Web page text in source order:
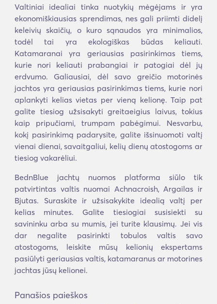
Valtiniai idealiai tinka nuotykių mėgėjams ir yra
ekonomiškiausias sprendimas, nes gali priimti didelį
keleivių skaičių, o kuro sąnaudos yra minimalios,
todėl tai yra ekologiškas būdas keliauti.
Katamaranai yra geriausias pasirinkimas tiems,
kurie nori keliauti prabangiai ir patogiai dėl jų
erdvumo. Galiausiai, dėl savo greičio motorinės
jachtos yra geriausias pasirinkimas tiems, kurie nori
aplankyti kelias vietas per vieną kelionę. Taip pat
galite tiesiog užsisakyti greitaeigius laivus, tokius
kaip pripučiami, trumpam pabėgimui. Nesvarbu,
kokį pasirinkimą padarysite, galite išsinuomoti valtį
vienai dienai, savaitgaliui, kelių dienų atostogoms ar
tiesiog vakarėliui.
BednBlue jachtų nuomos platforma siūlo tik
patvirtintas valtis nuomai Achnacroish, Argailas ir
Bjutas. Suraskite ir užsisakykite idealią valtį per
kelias minutes. Galite tiesiogiai susisiekti su
savininku arba su mumis, jei turite klausimų. Jei vis
dar negalite pasirinkti tobulos valtis savo
atostogoms, leiskite mūsų kelionių ekspertams
pasiūlyti geriausias valtis, katamaranus ar motorines
jachtas jūsų kelionei.
Panašios paieškos